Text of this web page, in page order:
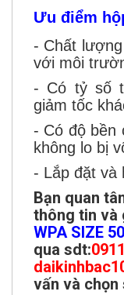
Ưu điểm
- Chất
với môi
- Có tỷ số
giảm tốc
- Có độ bền
không lo bị
- Lắp đặt và
Bạn quan
thông tin và
WPA SIZE 50
qua sdt:
vấn và chọn